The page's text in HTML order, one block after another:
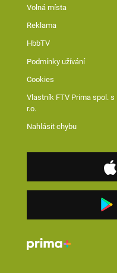
Volná místa
Reklama
HbbTV
Podmínky užívání
Cookies
Vlastník FTV Prima spol. s
r.o.
Nahlásit chybu